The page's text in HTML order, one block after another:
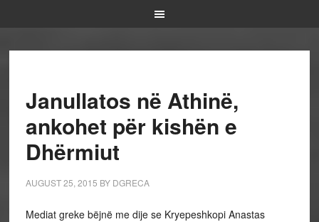
Janullatos në Athinë,
ankohet për kishën e
Dhërmiut
AUGUST 25, 2015 BY DGRECA
Mediat greke bëjnë me dije se Kryepeshkopi Anastas